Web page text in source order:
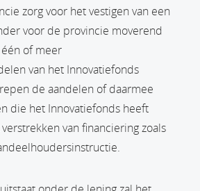
zorg voor het vestigen van een
voor de provincie moverend
of meer
van het Innovatiefonds
de aandelen of daarmee
die het Innovatiefonds heeft
van financiering zoals